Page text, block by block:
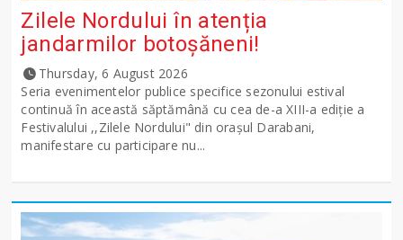
Zilele Nordului în atenția
jandarmilor botoșăneni!
Thursday, 6 August 2026
Seria evenimentelor publice specifice sezonului estival
continuă în această săptămână cu cea de-a XIII-a ediție a
Festivalului ,,Zilele Nordului" din orașul Darabani,
manifestare cu participare nu...